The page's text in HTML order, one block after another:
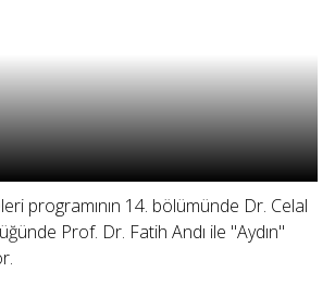
programının 14. bölümünde Dr. Celal
Prof. Dr. Fatih Andı ile "Aydın"